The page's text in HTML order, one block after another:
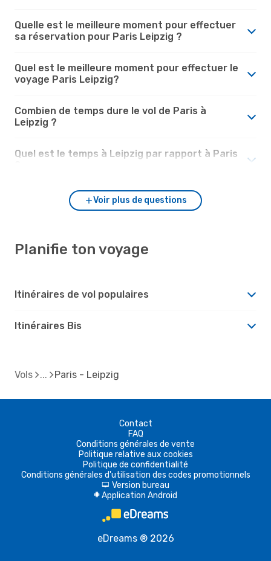
Quelle est le meilleure moment pour effectuer
sa réservation pour Paris Leipzig ?
Quel est le meilleure moment pour effectuer le
voyage Paris Leipzig?
Combien de temps dure le vol de Paris à
Leipzig ?
Quel est le temps à Leipzig par rapport à Paris
Voir plus de questions
Planifie ton voyage
Itinéraires de vol populaires
Itinéraires Bis
Vols Paris - Leipzig
Contact
FAQ
Conditions générales de vente
Politique relative aux cookies
Politique de confidentialité
Conditions générales d'utilisation des codes promotionnels
d Version bureau
A Application Android
eDreams ® 2026